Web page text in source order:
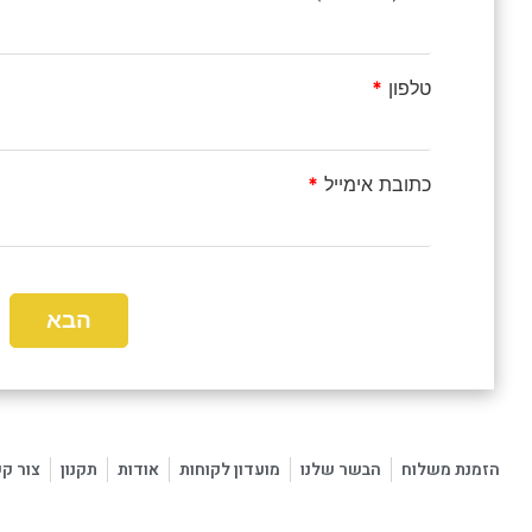
טלפון *
כתובת אימייל *
הזמנת משלוח הבשר שלנו מועדון לקוחות אודות תקנון צור